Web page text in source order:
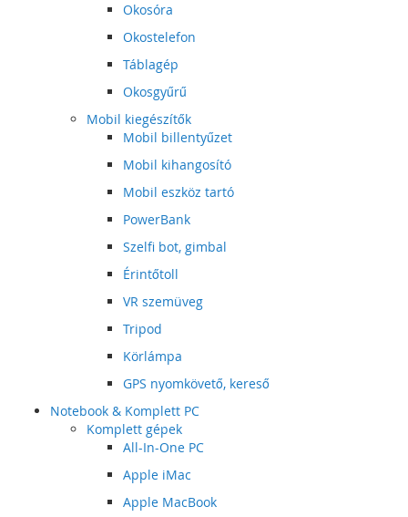
Okosóra
Okostelefon
Táblagép
Okosgyűrű
Mobil kiegészítők
Mobil billentyűzet
Mobil kihangosító
Mobil eszköz tartó
PowerBank
Szelfi bot, gimbal
Érintőtoll
VR szemüveg
Tripod
Körlámpa
GPS nyomkövető, kereső
Notebook & Komplett PC
Komplett gépek
All-In-One PC
Apple iMac
Apple MacBook